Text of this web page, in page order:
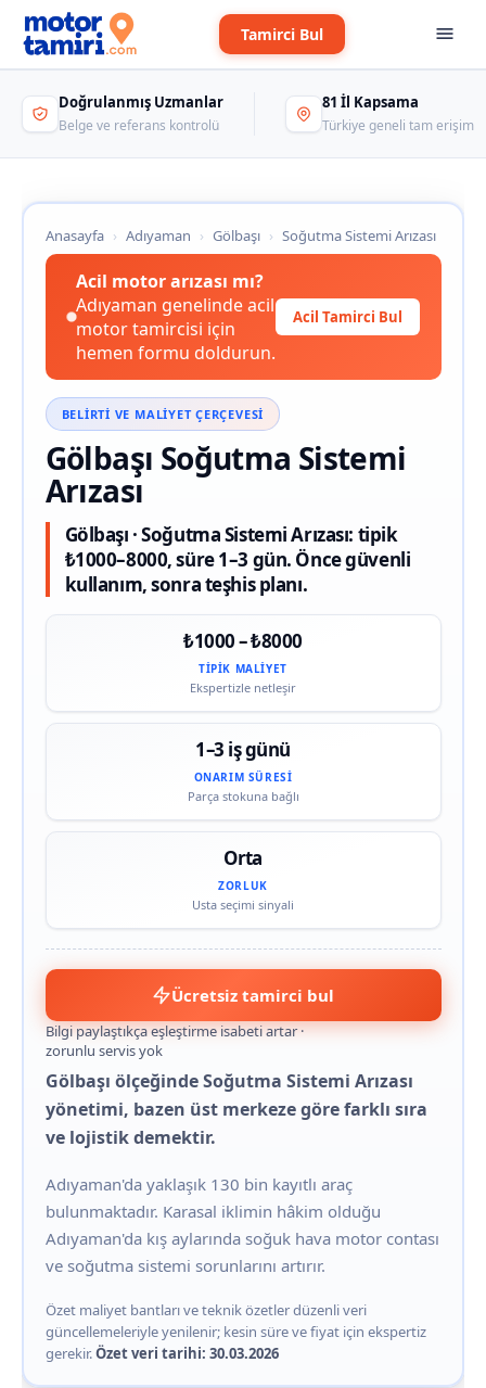
Tamirci Bul
Doğrulanmış Uzmanlar
Belge ve referans kontrolü
81 İl Kapsama
Türkiye geneli tam erişim
Anasayfa › Adıyaman › Gölbaşı › Soğutma Sistemi Arızası
Acil motor arızası mı?
Adıyaman genelinde acil
motor tamircisi için
hemen formu doldurun.
Acil Tamirci Bul
BELIRTI VE MALIYET ÇERÇEVESI
Gölbaşı Soğutma Sistemi
Arızası
Gölbaşı · Soğutma Sistemi Arızası: tipik
₺1000–8000, süre 1–3 gün. Önce güvenli
kullanım, sonra teşhis planı.
₺1000 – ₺8000
TIPIK MALIYET
Ekspertizle netleşir
1–3 iş günü
ONARIM SÜRESI
Parça stokuna bağlı
Orta
ZORLUK
Usta seçimi sinyali
Ücretsiz tamirci bul
Bilgi paylaştıkça eşleştirme isabeti artar ·
zorunlu servis yok
Gölbaşı ölçeğinde Soğutma Sistemi Arızası
yönetimi, bazen üst merkeze göre farklı sıra
ve lojistik demektir.
Adıyaman'da yaklaşık 130 bin kayıtlı araç
bulunmaktadır. Karasal iklimin hâkim olduğu
Adıyaman'da kış aylarında soğuk hava motor contası
ve soğutma sistemi sorunlarını artırır.
Özet maliyet bantları ve teknik özetler düzenli veri
güncellemeleriyle yenilenir; kesin süre ve fiyat için ekspertiz
gerekir.Özet veri tarihi: 30.03.2026